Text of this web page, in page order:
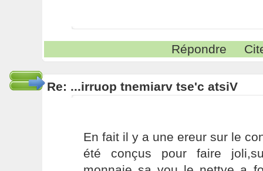
Répondre
Re: ...irruop tnemiarv tse'c atsiV
En fait il y a une ereur sur le
été conçus pour faire